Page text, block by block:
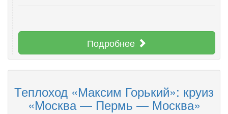
Подробнее
Теплоход «Максим Горький»: круиз
«Москва — Пермь — Москва»